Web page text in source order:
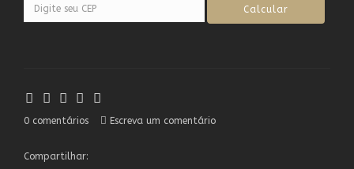
0 comentários Escreva um comentário
Compartilhar: